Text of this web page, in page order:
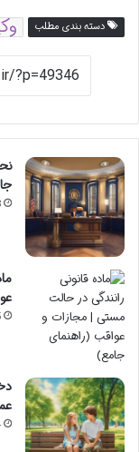
دسته بندی مطلب